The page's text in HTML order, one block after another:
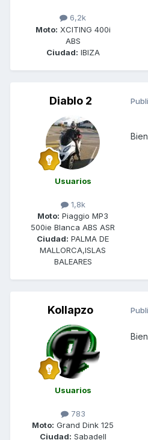
6,2k
Moto: XCITING 400i
ABS
Ciudad: IBIZA
Diablo 2
Usuarios
1,8k
Moto: Piaggio MP3
500ie Blanca ABS ASR
Ciudad: PALMA DE
MALLORCA,ISLAS
BALEARES
Kollapzo
Usuarios
783
Moto: Grand Dink 125
Ciudad: Sabadell